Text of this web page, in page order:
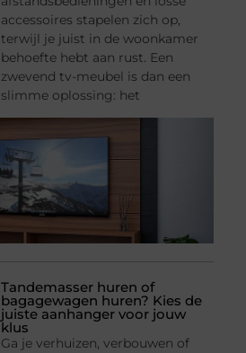
accessoires stapelen zich op,
terwijl je juist in de woonkamer
behoefte hebt aan rust. Een
zwevend tv-meubel is dan een
slimme oplossing: het
Tandemasser huren of
bagagewagen huren? Kies de
juiste aanhanger voor jouw
klus
Ga je verhuizen, verbouwen of